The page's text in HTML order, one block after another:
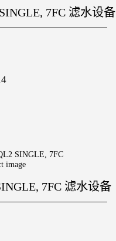
7FC 滤水设备
7FC 滤水设备